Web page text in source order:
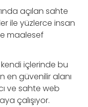
açılan sahte
ile yüzlerce insan
maalesef
içlerinde bu
en güvenilir alanı
ve sahte web
çalışıyor.